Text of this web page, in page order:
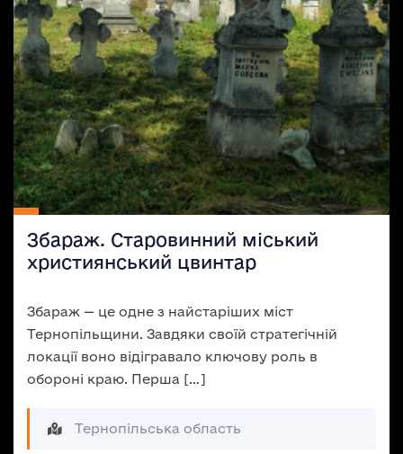
Збараж. Старовинний міський
християнський цвинтар
Збараж — це одне з найстаріших міст
Тернопільщини. Завдяки своїй стратегічній
локації воно відігравало ключову роль в
обороні краю. Перша […]
Тернопільська область